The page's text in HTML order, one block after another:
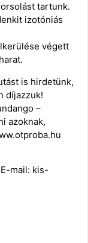
tartunk.
izotóniás
végett
is hirdetünk,
díjazzuk!
–
azoknak,
mail: kis-